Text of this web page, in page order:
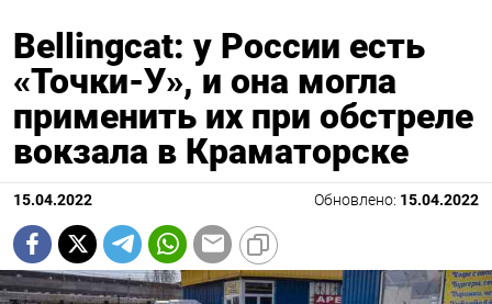
Bellingcat: у России есть
«Точки-У», и она могла
применить их при обстреле
вокзала в Краматорске
15.04.2022 Обновлено: 15.04.2022